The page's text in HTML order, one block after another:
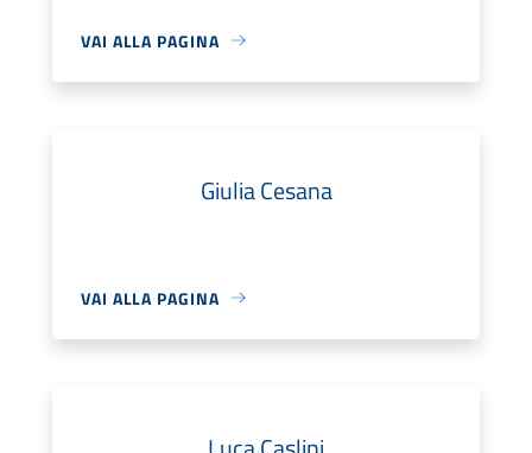
VAI ALLA PAGINA
Giulia Cesana
VAI ALLA PAGINA